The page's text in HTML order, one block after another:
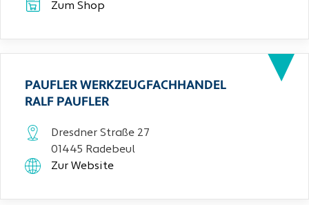
Zum Shop
PAUFLER WERKZEUGFACHHANDEL
RALF PAUFLER
Dresdner Straße 27
01445 Radebeul
Zur Website